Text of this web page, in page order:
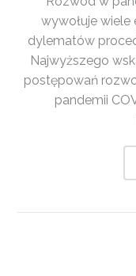
wywołuje wiele
dylematów
Najwyższego
postępowań
pandemii